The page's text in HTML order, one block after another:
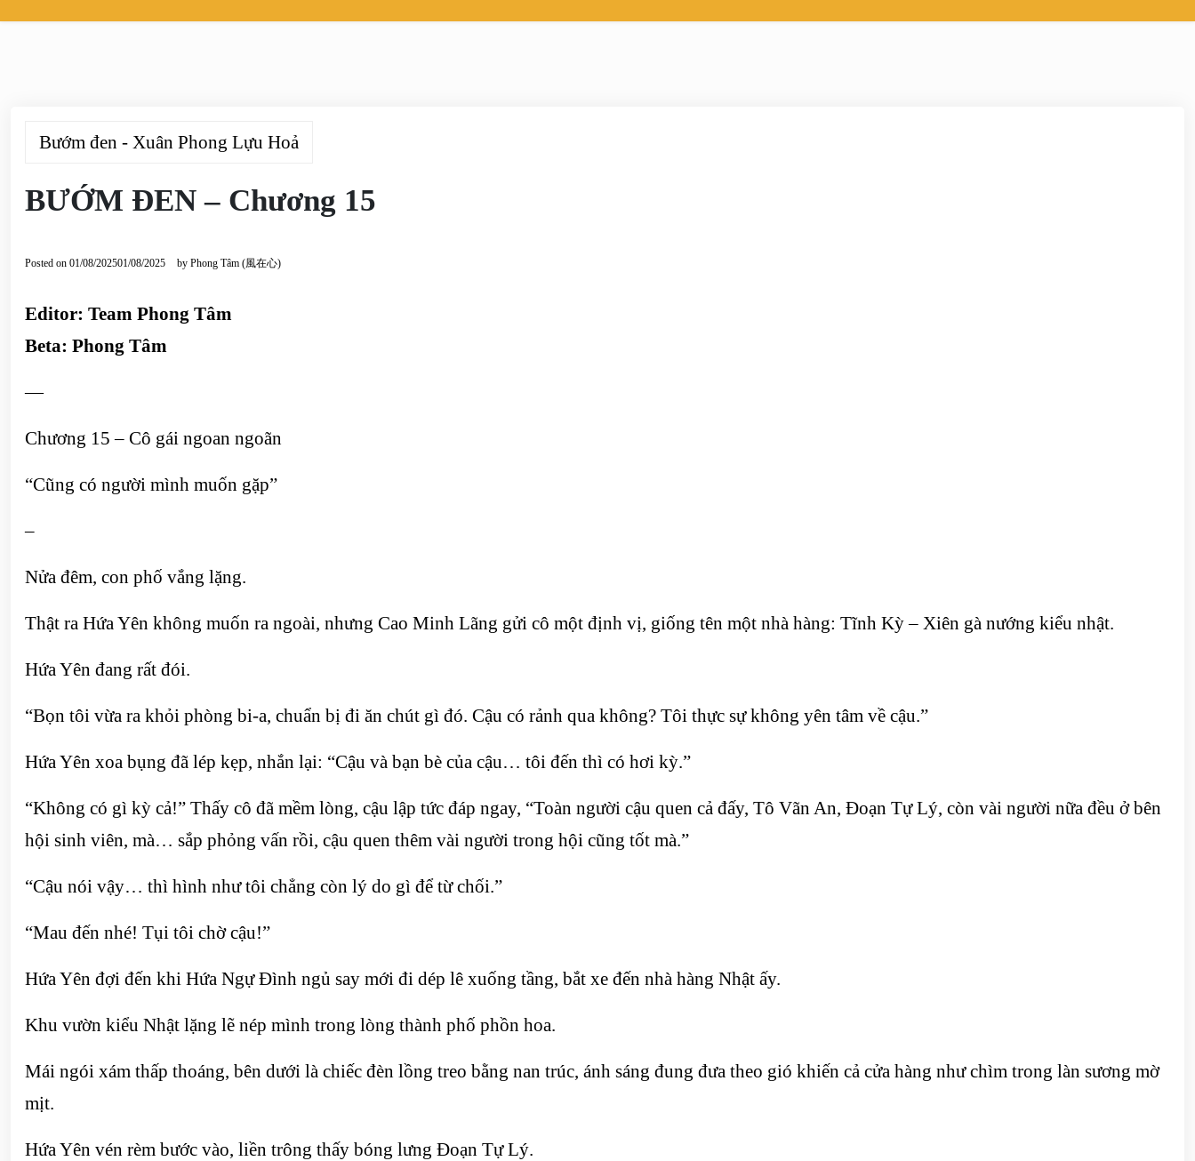
Bướm đen - Xuân Phong Lựu Hoả
BƯỚM ĐEN – Chương 15
Posted on 01/08/202501/08/2025 by Phong Tâm (風在心)
Editor: Team Phong Tâm
Beta: Phong Tâm
—
Chương 15 – Cô gái ngoan ngoãn
“Cũng có người mình muốn gặp”
–
Nửa đêm, con phố vắng lặng.
Thật ra Hứa Yên không muốn ra ngoài, nhưng Cao Minh Lãng gửi cô một định vị, giống tên một nhà hàng: Tĩnh Kỳ – Xiên gà nướng kiểu nhật.
Hứa Yên đang rất đói.
“Bọn tôi vừa ra khỏi phòng bi-a, chuẩn bị đi ăn chút gì đó. Cậu có rảnh qua không? Tôi thực sự không yên tâm về cậu.”
Hứa Yên xoa bụng đã lép kẹp, nhắn lại: “Cậu và bạn bè của cậu… tôi đến thì có hơi kỳ.”
“Không có gì kỳ cả!” Thấy cô đã mềm lòng, cậu lập tức đáp ngay, “Toàn người cậu quen cả đấy, Tô Vãn An, Đoạn Tự Lý, còn vài người nữa đều ở bên
hội sinh viên, mà… sắp phỏng vấn rồi, cậu quen thêm vài người trong hội cũng tốt mà.”
“Cậu nói vậy… thì hình như tôi chẳng còn lý do gì để từ chối.”
“Mau đến nhé! Tụi tôi chờ cậu!”
Hứa Yên đợi đến khi Hứa Ngự Đình ngủ say mới đi dép lê xuống tầng, bắt xe đến nhà hàng Nhật ấy.
Khu vườn kiểu Nhật lặng lẽ nép mình trong lòng thành phố phồn hoa.
Mái ngói xám thấp thoáng, bên dưới là chiếc đèn lồng treo bằng nan trúc, ánh sáng đung đưa theo gió khiến cả cửa hàng như chìm trong làn sương mờ
mịt.
Hứa Yên vén rèm bước vào, liền trông thấy bóng lưng Đoạn Tự Lý.